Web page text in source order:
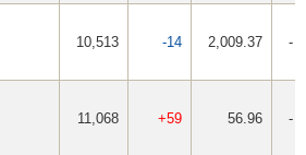
10,513 -14 2,009.37 -
11,068 +59 56.96 -